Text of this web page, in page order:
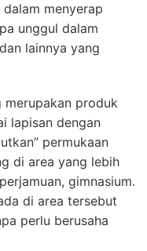
menyerap
unggul dalam
lainnya yang
merupakan produk
lapisan dengan
permukaan
di area yang lebih
gimnasium.
di area tersebut
perlu berusaha